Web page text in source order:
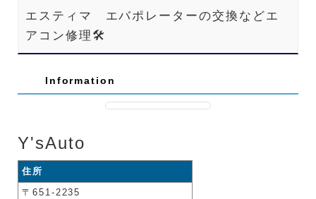
エスティマ エバポレーターの交換などエ
アコン修理🛠️
Information
Y'sAuto
住所
〒651-2235